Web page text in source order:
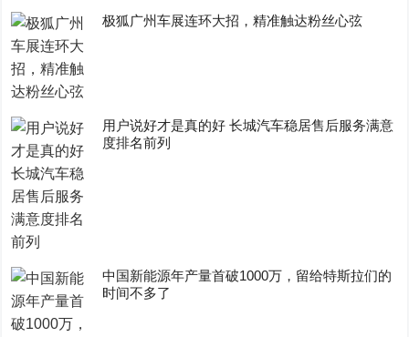
极狐广州车展连环大招，精准触达粉丝心弦
用户说好才是真的好 长城汽车稳居售后服务满意
度排名前列
中国新能源年产量首破1000万，留给特斯拉们的
时间不多了